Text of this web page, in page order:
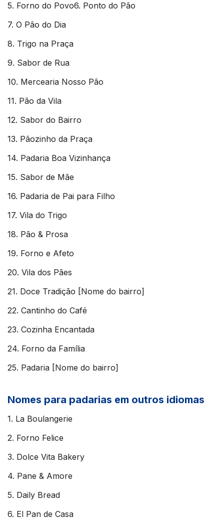
5. Forno do Povo6. Ponto do Pão
7. O Pão do Dia
8. Trigo na Praça
9. Sabor de Rua
10. Mercearia Nosso Pão
11. Pão da Vila
12. Sabor do Bairro
13. Pãozinho da Praça
14. Padaria Boa Vizinhança
15. Sabor de Mãe
16. Padaria de Pai para Filho
17. Vila do Trigo
18. Pão & Prosa
19. Forno e Afeto
20. Vila dos Pães
21. Doce Tradição [Nome do bairro]
22. Cantinho do Café
23. Cozinha Encantada
24. Forno da Família
25. Padaria [Nome do bairro]
Nomes para padarias em outros idiomas
1. La Boulangerie
2. Forno Felice
3. Dolce Vita Bakery
4. Pane & Amore
5. Daily Bread
6. El Pan de Casa